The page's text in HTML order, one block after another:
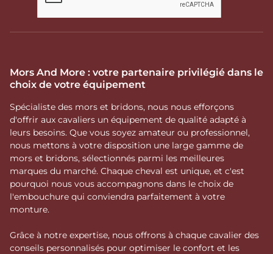
Mors And More : votre partenaire privilégié dans le
choix de votre équipement
Spécialiste des mors et bridons, nous nous efforçons
d'offrir aux cavaliers un équipement de qualité adapté à
leurs besoins. Que vous soyez amateur ou professionnel,
nous mettons à votre disposition une large gamme de
mors et bridons, sélectionnés parmi les meilleures
marques du marché. Chaque cheval est unique, et c'est
pourquoi nous vous accompagnons dans le choix de
l'embouchure qui conviendra parfaitement à votre
monture.
Grâce à notre expertise, nous offrons à chaque cavalier des
conseils personnalisés pour optimiser le confort et les